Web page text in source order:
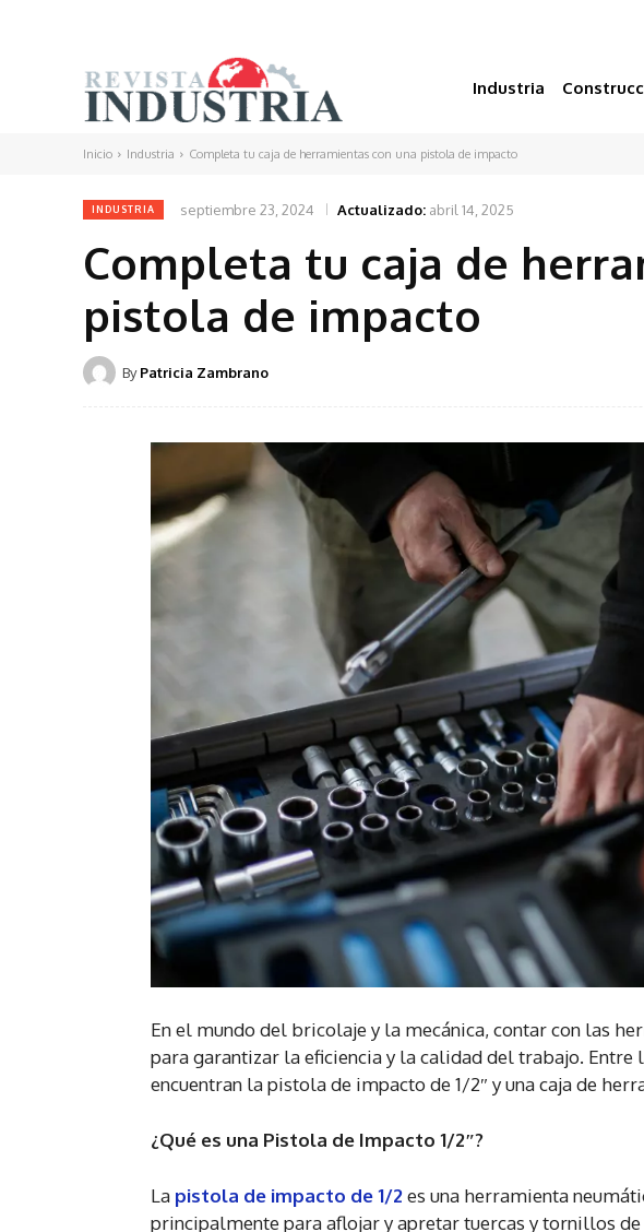
Industria
Inicio Industria Completa tu caja de herramientas con una pistola de impacto
INDUSTRIA septiembre 23, 2024 Actualizado: abril 14, 2025
Completa tu caja de
pistola de impacto
By Patricia Zambrano
En el mundo del bricolaje y la mecánica, contar con las
para garantizar la eficiencia y la calidad del trabajo. Entre
encuentran la pistola de impacto de 1/2″ y una caja de
¿Qué es una Pistola de Impacto 1/2″?
La pistola de impacto de 1/2es una herramienta
principalmente para aflojar y apretar tuercas y tornillos